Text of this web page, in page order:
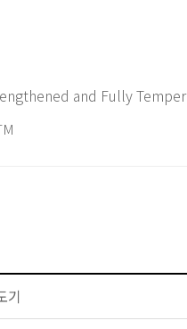
for Heat-Strengthened and Fully
기